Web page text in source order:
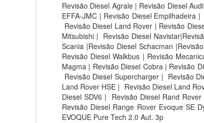
Revisão Diesel Agrale | Revisão Diesel
EFFA-JMC | Revisão Diesel Empilhadeira
Revisão Diesel Land Rover | Revisão
Mitsubishi | Revisão Diesel
Scania |Revisão Diesel Schacman
Revisão Diesel Walkbus | Revisão
Magma | Revisão Diesel Cobra | Revisão
Revisão Diesel Supercharger | Revisão
Land Rover HSE | Revisão Diesel Land
Diesel SDV6 | Revisão Diesel Rand Rover
Revisão Diesel Range Rover Evoque SE
EVOQUE Pure Tech 2.0 Aut. 3p